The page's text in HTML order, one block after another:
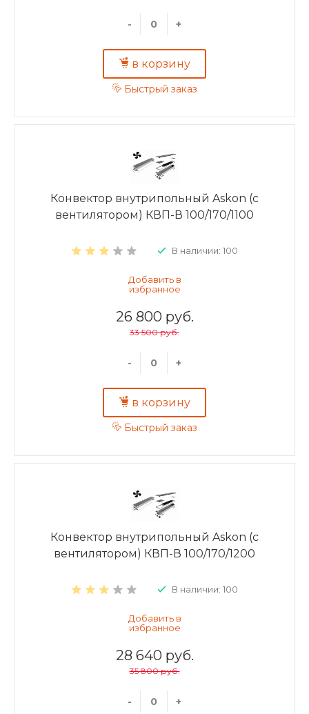
- +
в корзину
Быстрый заказ
Конвектор внутрипольный Askon (с
вентилятором) КВП-В 100/170/1100
В наличии: 100
26 800 руб.
33 500 руб.
- +
в корзину
Быстрый заказ
Конвектор внутрипольный Askon (с
вентилятором) КВП-В 100/170/1200
В наличии: 100
28 640 руб.
35 800 руб.
- +